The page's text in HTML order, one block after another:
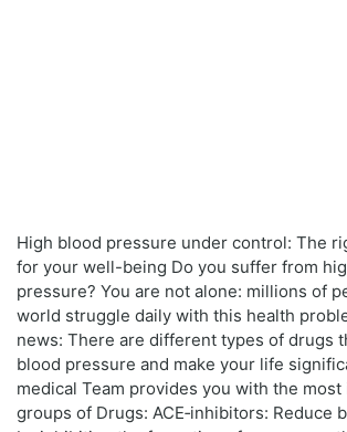
High blood pressure under control: The
for your well-being Do you suffer from
pressure? You are not alone: millions of
world struggle daily with this health
news: There are different types of drugs
blood pressure and make your life
medical Team provides you with the
groups of Drugs: ACE‑inhibitors: Reduce